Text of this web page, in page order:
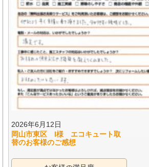
2026年6月12日
岡山市東区 I様 エコキュート取
替のお客様のご感想